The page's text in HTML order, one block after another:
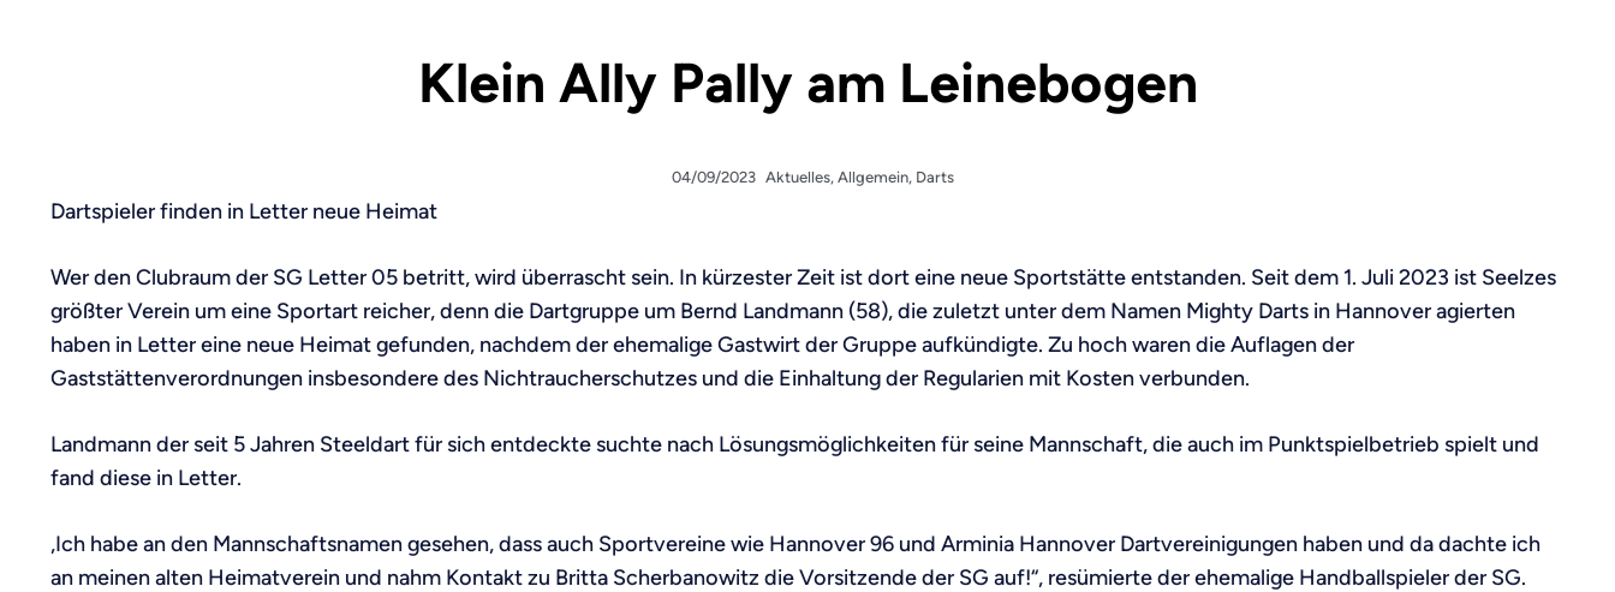
Klein Ally Pally am Leinebogen
04/09/2023 Aktuelles, Allgemein, Darts
Dartspieler finden in Letter neue Heimat
Wer den Clubraum der SG Letter 05 betritt, wird überrascht sein. In kürzester Zeit ist dort eine neue Sportstätte entstanden. Seit dem 1. Juli 2023 ist Seelzes
größter Verein um eine Sportart reicher, denn die Dartgruppe um Bernd Landmann (58), die zuletzt unter dem Namen Mighty Darts in Hannover agierten
haben in Letter eine neue Heimat gefunden, nachdem der ehemalige Gastwirt der Gruppe aufkündigte. Zu hoch waren die Auflagen der
Gaststättenverordnungen insbesondere des Nichtraucherschutzes und die Einhaltung der Regularien mit Kosten verbunden.
Landmann der seit 5 Jahren Steeldart für sich entdeckte suchte nach Lösungsmöglichkeiten für seine Mannschaft, die auch im Punktspielbetrieb spielt und
fand diese in Letter.
„Ich habe an den Mannschaftsnamen gesehen, dass auch Sportvereine wie Hannover 96 und Arminia Hannover Dartvereinigungen haben und da dachte ich
an meinen alten Heimatverein und nahm Kontakt zu Britta Scherbanowitz die Vorsitzende der SG auf!“, resümierte der ehemalige Handballspieler der SG.